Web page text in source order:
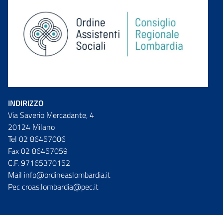
INDIRIZZO
Via Saverio Mercadante, 4
20124 Milano
Tel 02 86457006
Fax 02 86457059
C.F. 97165370152
Mail info@ordineaslombardia.it
Pec croas.lombardia@pec.it